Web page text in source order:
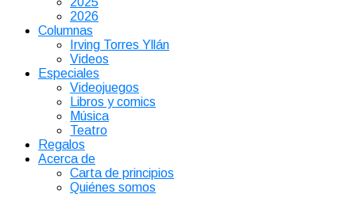
2026
Columnas
Irving Torres Yllán
Videos
Especiales
Videojuegos
Libros y comics
Música
Teatro
Regalos
Acerca de
Carta de principios
Quiénes somos